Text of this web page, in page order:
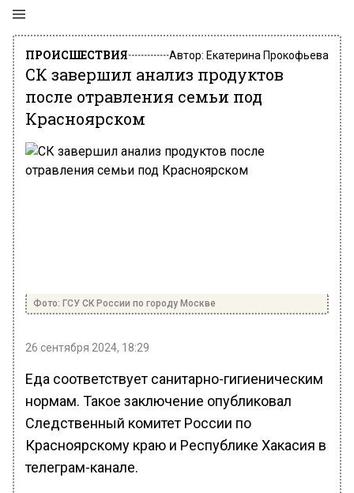
ПРОИСШЕСТВИЯ Автор: Екатерина Прокофьева
СК завершил анализ продуктов
после отравления семьи под
Красноярском
Фото: ГСУ СК России по городу Москве
26 сентября 2024, 18:29
Еда соответствует санитарно-гигиеническим
нормам. Такое заключение опубликовал
Следственный комитет России по
Красноярскому краю и Республике Хакасия в
телеграм-канале.